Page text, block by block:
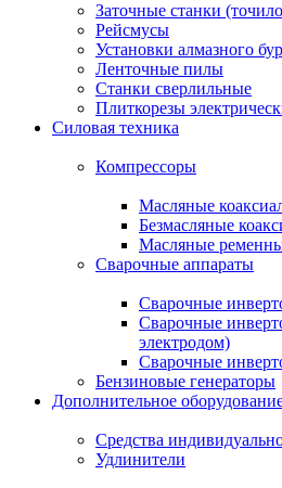
Заточные станки
Рейсмусы
Установки алмазного
Ленточные пилы
Станки сверлильные
Плиткорезы
Силовая техника
Компрессоры
Масляные
Безмасляные
Масляные
Сварочные аппараты
Сварочные
Сварочные
электродом)
Сварочные
Бензиновые генераторы
Дополнительное
Средства
Удлинители